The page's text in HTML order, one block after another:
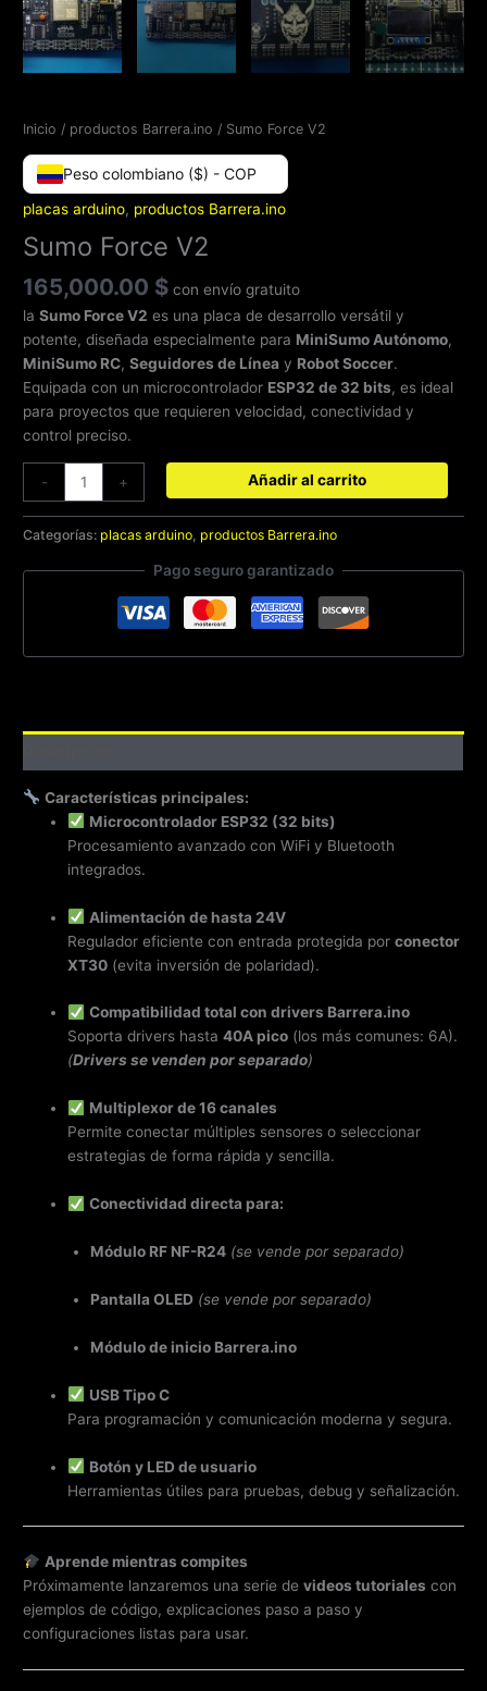
Inicio / productos Barrera.ino / Sumo Force V2
Peso colombiano ($) - COP
placas arduino, productos Barrera.ino
Sumo Force V2
165,000.00 $ con envío gratuito
laSumo Force V2 es una placa de desarrollo versátil y
potente, diseñada especialmente para MiniSumo Autónomo,
MiniSumo RC,Seguidores de Línea y Robot Soccer.
Equipada con un microcontrolador ESP32 de 32 bits, es ideal
para proyectos que requieren velocidad, conectividad y
control preciso.
- + Añadir al carrito
Categorías: placas arduino, productos Barrera.ino
Pago seguro garantizado
Características principales:
Microcontrolador ESP32 (32 bits)
Procesamiento avanzado con WiFi y Bluetooth
integrados.
Alimentación de hasta 24V
Regulador eficiente con entrada protegida porconector
XT30 (evita inversión de polaridad).
Compatibilidad total con drivers Barrera.ino
Soporta drivers hasta40A pico (los más comunes: 6A).
(Drivers se venden por separado)
Multiplexor de 16 canales
Permite conectar múltiples sensores o seleccionar
estrategias de forma rápida y sencilla.
Conectividad directa para:
Módulo RF NF-R24 (se vende por separado)
Pantalla OLED (se vende por separado)
Módulo de inicio Barrera.ino
USB Tipo C
Para programación y comunicación moderna y segura.
Botón y LED de usuario
Herramientas útiles para pruebas, debug y señalización.
Aprende mientras compites
Próximamente lanzaremos una serie devideos tutoriales con
ejemplos de código, explicaciones paso a paso y
configuraciones listas para usar.